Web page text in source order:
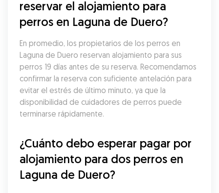
reservar el alojamiento para
perros en Laguna de Duero?
En promedio, los propietarios de los perros en
Laguna de Duero reservan alojamiento para sus
perros 19 días antes de su reserva. Recomendamos
confirmar la reserva con suficiente antelación para
evitar el estrés de último minuto, ya que la
disponibilidad de cuidadores de perros puede
terminarse rápidamente.
¿Cuánto debo esperar pagar por
alojamiento para dos perros en
Laguna de Duero?